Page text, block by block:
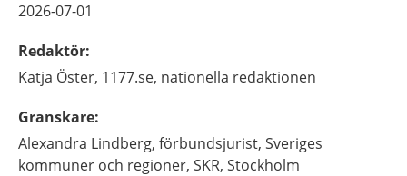
2026-07-01
Redaktör:
Katja Öster, 1177.se, nationella redaktionen
Granskare:
Alexandra Lindberg, förbundsjurist, Sveriges
kommuner och regioner, SKR, Stockholm